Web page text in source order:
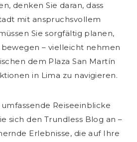
denken Sie daran, dass
mit anspruchsvollem
Sie sorgfältig planen,
bewegen – vielleicht nehmen
dem Plaza San Martín
in Lima zu navigieren.
Reiseeinblicke
sich den Trundless Blog an –
Erlebnisse, die auf Ihre